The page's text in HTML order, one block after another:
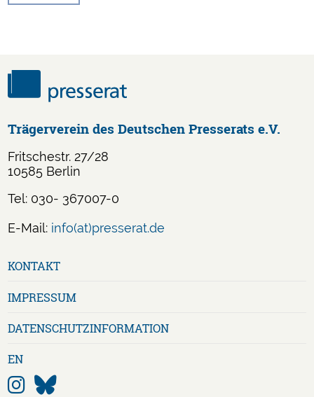
Trägerverein des Deutschen Presserats e.V.
Fritschestr. 27/28
10585 Berlin
Tel: 030- 367007-0
E-Mail: info(at)presserat.de
überspringen
KONTAKT
IMPRESSUM
DATENSCHUTZ­INFORMATION
EN